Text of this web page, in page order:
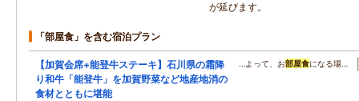
が延びます。
「部屋食」を含む宿泊プラン
【加賀会席+能登牛ステーキ】石川県の霜降
り和牛「能登牛」を加賀野菜など地産地消の
食材とともに堪能
…よって、お部屋食になる場…